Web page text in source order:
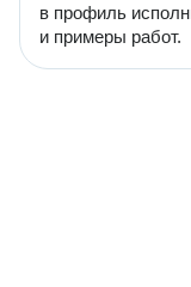
в профиль
и примеры работ.